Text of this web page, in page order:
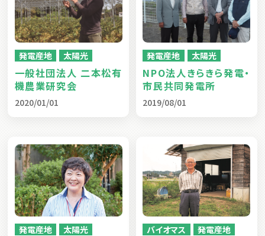
発電産地 太陽光
一般社団法人 二本松有
機農業研究会
2020/01/01
発電産地 太陽光
NPO法人きらきら発電・
市民共同発電所
2019/08/01
発電産地 太陽光 バイオマス
発電産地